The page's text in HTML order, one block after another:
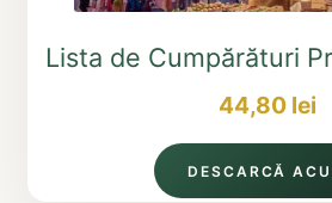
Lista de Cumpărături
44,80 lei
DESCARCĂ